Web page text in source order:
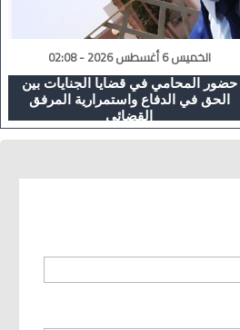
الخميس 6 أغسطس 2026 - 02:08
حضور المحامي في قضايا الجنايات بين
الحق في الدفاع واستمرارية المرفق
القضائي